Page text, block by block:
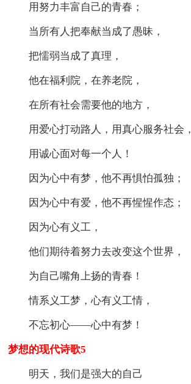
用努力丰富自己的青春；
当所有人把奉献当成了愚昧，
把懦弱当成了真理，
他在福利院，在养老院，
在所有社会需要他的地方，
用爱心打动路人，用真心服务社会，
用诚心面对每一个人！
因为心中有梦，他不再惧怕孤独；
因为心中有爱，他不再惺惺作态；
因为心有义工，
他们期待着努力去改变这个世界，
为自己嘴角上扬的青春！
情系义工梦，心有义工情，
不忘初心——心中有梦！
梦想的现代诗歌5
明天，我们是强大的自己